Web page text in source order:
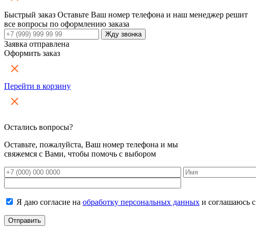
Быстрый заказ Оставьте Ваш номер телефона и наш менеджер решит
все вопросы по оформлению заказа
Заявка отправлена
Оформить заказ
Перейти в корзину
Остались вопросы?
Оставьте, пожалуйста, Ваш номер телефона и мы
свяжемся с Вами, чтобы помочь с выбором
Я даю согласие на обработку персональных данных и соглашаюсь с